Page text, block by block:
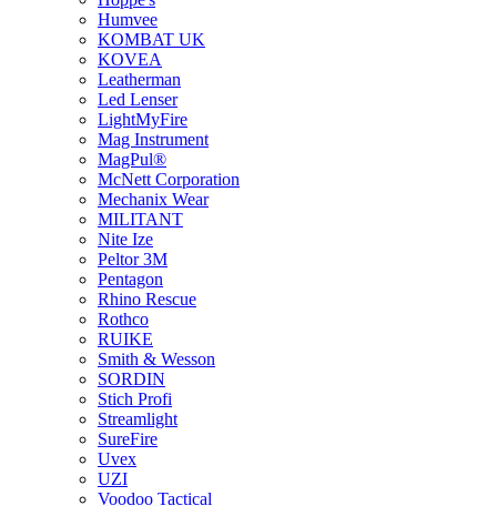
Humvee
KOMBAT UK
KOVEA
Leatherman
Led Lenser
LightMyFire
Mag Instrument
MagPul®
McNett Corporation
Mechanix Wear
MILITANT
Nite Ize
Peltor 3M
Pentagon
Rhino Rescue
Rothco
RUIKE
Smith & Wesson
SORDIN
Stich Profi
Streamlight
SureFire
Uvex
UZI
Voodoo Tactical